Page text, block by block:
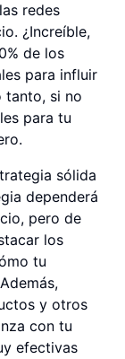
redes
¿Increíble,
de los
para influir
tanto, si no
para tu
sólida
dependerá
pero de
los
tu
y otros
con tu
efectivas